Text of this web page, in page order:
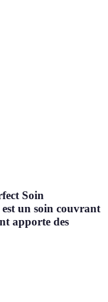
Soin
un soin couvrant
apporte des